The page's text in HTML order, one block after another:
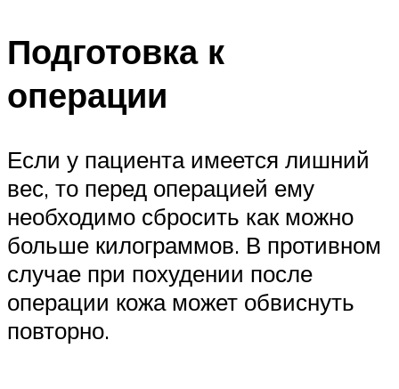
Подготовка к
операции
Если у пациента имеется лишний
вес, то перед операцией ему
необходимо сбросить как можно
больше килограммов. В противном
случае при похудении после
операции кожа может обвиснуть
повторно.